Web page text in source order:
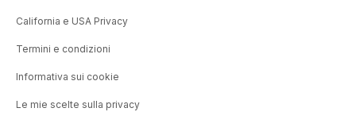
California e USA Privacy
Termini e condizioni
Informativa sui cookie
Le mie scelte sulla privacy